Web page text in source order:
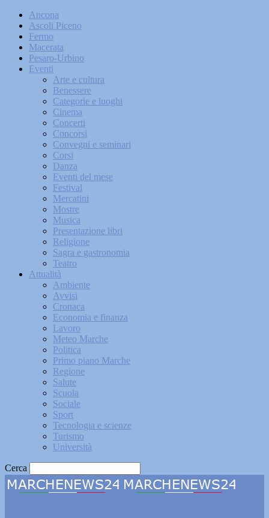
Ancona
Ascoli Piceno
Fermo
Macerata
Pesaro-Urbino
Eventi
Arte e cultura
Benessere
Categorie e luoghi
Cinema
Concerti
Concorsi
Convegni e seminari
Corsi
Danza
Eventi del mese
Festival
Mercatini
Mostre
Musica
Presentazione libri
Religione
Sagra e gastronomia
Teatro
Attualità
Ambiente
Avvisi
Cronaca
Economia e finanza
Lavoro
Meteo Marche
Politica
Primo piano Marche
Regione
Salute
Scuola
Sociale
Sport
Tecnologia e scienze
Turismo
Università
Cerca